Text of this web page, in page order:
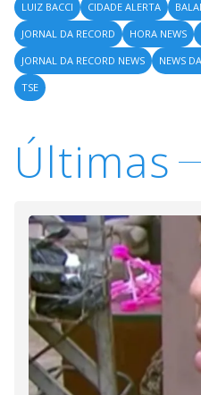
LUIZ BACCI
CIDADE ALERTA
JORNAL DA RECORD
HORA NEWS
JORNAL DA RECORD NEWS
NEWS
TSE
Últimas